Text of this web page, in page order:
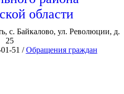
области
с. Байкалово, ул. Революции, д.
25
51 /Обращения граждан